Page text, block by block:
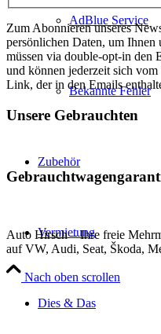
AdBlue Service
Bekannte Fehler
Zubehör
Vermietung
Dies & Das
Zum Abonnieren unseres
persönlichen Daten, um Ihnen
müssen via double-opt-in den
und können jederzeit sich
Link, der in den Emails
Unsere Gebrauchten
Auto Hirsch – Ihre freie
auf VW, Audi, Seat, Škoda,
Nach oben scrollen